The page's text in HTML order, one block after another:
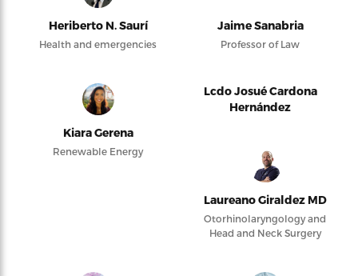
Heriberto N. Saurí
Health and emergencies
Jaime Sanabria
Professor of Law
Kiara Gerena
Renewable Energy
Lcdo Josué Cardona
Hernández
Laureano Giraldez MD
Otorhinolaryngology and
Head and Neck Surgery